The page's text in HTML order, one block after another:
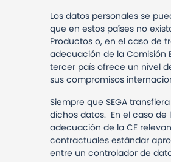
Los datos personales se
que en estos países no
Productos o, en el caso de
adecuación de la Comisión
tercer país ofrece un nivel
sus compromisos
Siempre que SEGA
dichos datos. En el caso
adecuación de la CE
contractuales estándar
entre un controlador de